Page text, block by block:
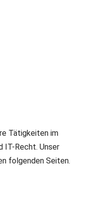
Tätigkeiten im
IT-Recht. Unser
folgenden Seiten.